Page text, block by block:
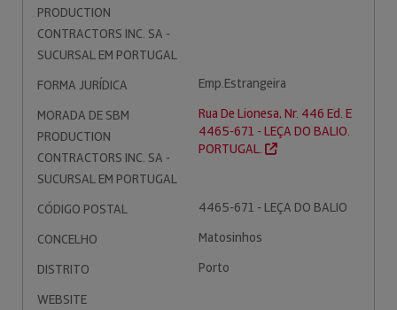
PRODUCTION
CONTRACTORS INC. SA -
SUCURSAL EM PORTUGAL
FORMA JURÍDICA
Emp.Estrangeira
MORADA DE SBM
PRODUCTION
CONTRACTORS INC. SA -
SUCURSAL EM PORTUGAL
Rua De Lionesa, Nr. 446 Ed. E
4465-671 - LEÇA DO BALIO.
PORTUGAL.
CÓDIGO POSTAL
4465-671 - LEÇA DO BALIO
CONCELHO
Matosinhos
DISTRITO
Porto
WEBSITE